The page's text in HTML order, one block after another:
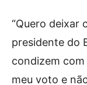
“Quero deixar
presidente do
condizem com
meu voto e